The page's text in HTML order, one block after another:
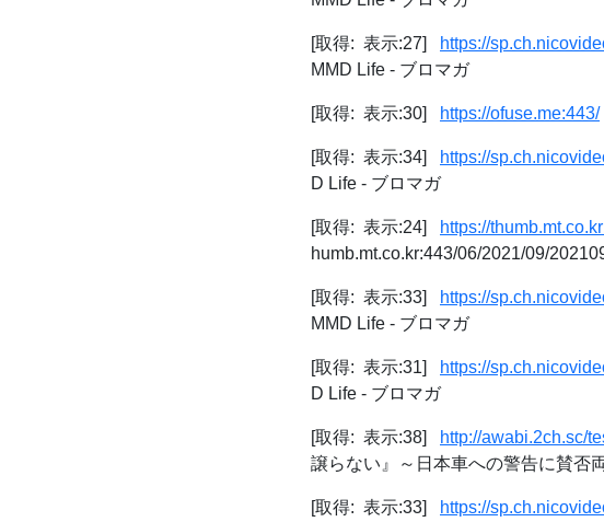
[取得: 表示:27] https://
MMD Life - ブロマガ
[取得: 表示:30] https://ofuse.me:443/
[取得: 表示:34] https://
D Life - ブロマガ
[取得: 表示:24] https://
humb.mt.co.kr:443/06/2021/09/
[取得: 表示:33] https://
MMD Life - ブロマガ
[取得: 表示:31] https://
D Life - ブロマガ
[取得: 表示:38] http://awabi.2ch.sc/
譲らない』～日本車への警告に賛否
[取得: 表示:33] https://